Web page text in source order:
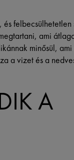
ami
minősül,
a vizet és a
A